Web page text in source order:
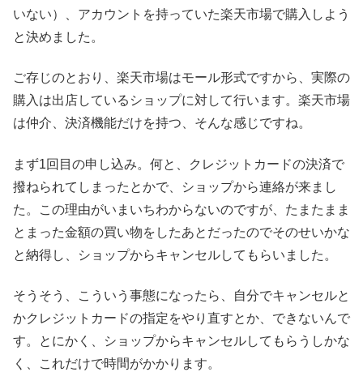
いない）、アカウントを持っていた楽天市場で購入しよう
と決めました。
ご存じのとおり、楽天市場はモール形式ですから、実際の
購入は出店しているショップに対して行います。楽天市場
は仲介、決済機能だけを持つ、そんな感じですね。
まず1回目の申し込み。何と、クレジットカードの決済で
撥ねられてしまったとかで、ショップから連絡が来まし
た。この理由がいまいちわからないのですが、たまたまま
とまった金額の買い物をしたあとだったのでそのせいかな
と納得し、ショップからキャンセルしてもらいました。
そうそう、こういう事態になったら、自分でキャンセルと
かクレジットカードの指定をやり直すとか、できないんで
す。とにかく、ショップからキャンセルしてもらうしかな
く、これだけで時間がかかります。